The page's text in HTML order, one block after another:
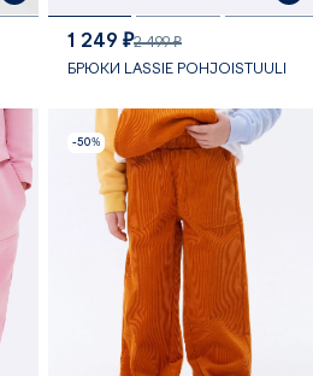
1 249 ₽2 499 ₽
БРЮКИ LASSIE POHJOISTUULI
-50%